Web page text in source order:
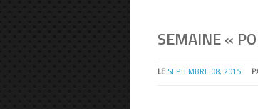
SEMAINE «
LE SEPTEMBRE 08, 2015